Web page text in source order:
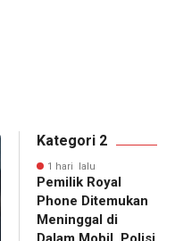
Kategori 2
1 hari lalu
Pemilik Royal
Phone Ditemukan
Meninggal di